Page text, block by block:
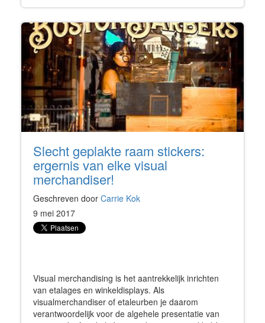
Slecht geplakte raam stickers:
ergernis van elke visual
merchandiser!
Geschreven door Carrie Kok
9 mei 2017
Visual merchandising is het aantrekkelijk inrichten
van etalages en winkeldisplays. Als
visualmerchandiser of etaleurben je daarom
verantwoordelijk voor de algehele presentatie van